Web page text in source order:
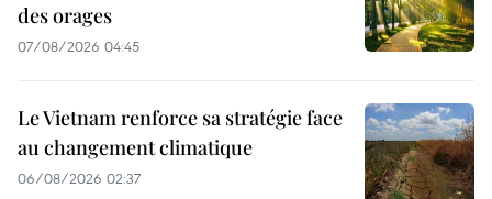
des orages
07/08/2026 04:45
Le Vietnam renforce sa stratégie face
au changement climatique
06/08/2026 02:37